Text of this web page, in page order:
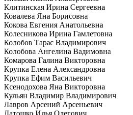
Клитинская Ирина Сергеевна
Ковалева Яна Борисовна
Кокова Евгения Анатольевна
Колесникова Ирина Гамлетовна
Колобов Тарас Владимирович
Колобова Ангелина Вадимовна
Комарова Галина Викторовна
Крупка Елена Александровна
Крупка Ефим Васильевич
Ксенодохова Яна Викторовна
Кульян Владимир Владимирович
Лавров Арсений Арсеньевич